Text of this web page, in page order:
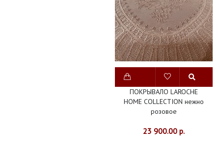
ПОКРЫВАЛО LAROCHE
HOME COLLECTION нежно
розовое
23 900.00 р.